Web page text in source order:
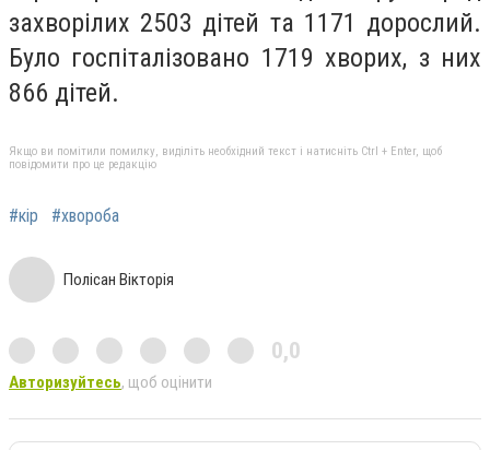
захворілих 2503 дітей та 1171 дорослий.
Було госпіталізовано 1719 хворих, з них
866 дітей.
Якщо ви помітили помилку, виділіть необхідний текст і натисніть Ctrl + Enter, щоб
повідомити про це редакцію
#кір #хвороба
Полісан Вікторія
0,0
Авторизуйтесь, щоб оцінити